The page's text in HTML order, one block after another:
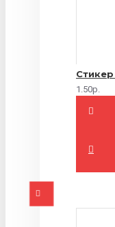
1.50р.